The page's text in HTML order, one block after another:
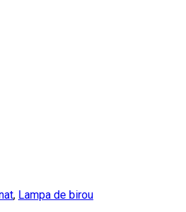
, Lampa de birou